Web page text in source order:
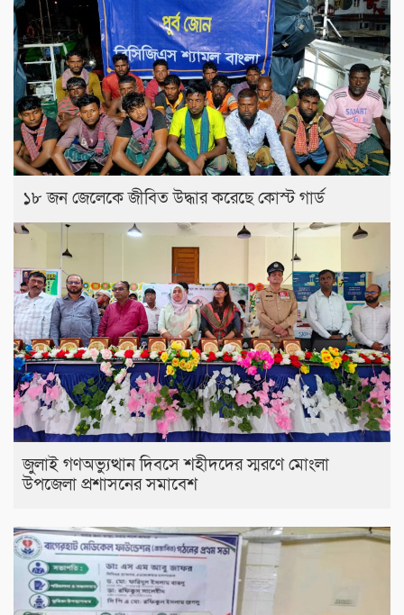
১৮ জন জেলেকে জীবিত উদ্ধার করেছে কোস্ট গার্ড
জুলাই গণঅভ্যুত্থান দিবসে শহীদদের স্মরণে মোংলা
উপজেলা প্রশাসনের সমাবেশ